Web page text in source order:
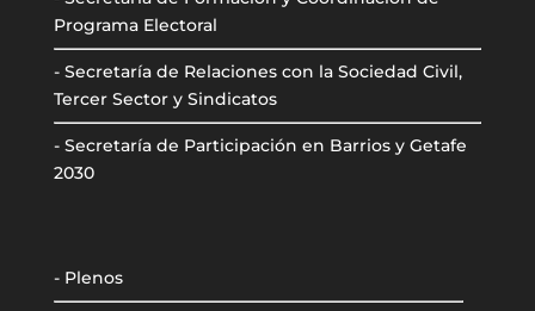
Programa Electoral
- Secretaría de Relaciones con la Sociedad Civil,
Tercer Sector y Sindicatos
- Secretaría de Participación en Barrios y Getafe
2030
- Plenos